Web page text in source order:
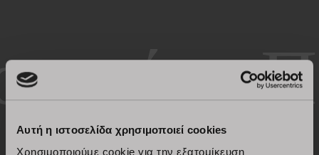
Αυτή η ιστοσελίδα χρησιμοποιεί cookies
Χρησιμοποιούμε cookie για την εξατομίκευση
Πιστοποιημένη Ποιότητα